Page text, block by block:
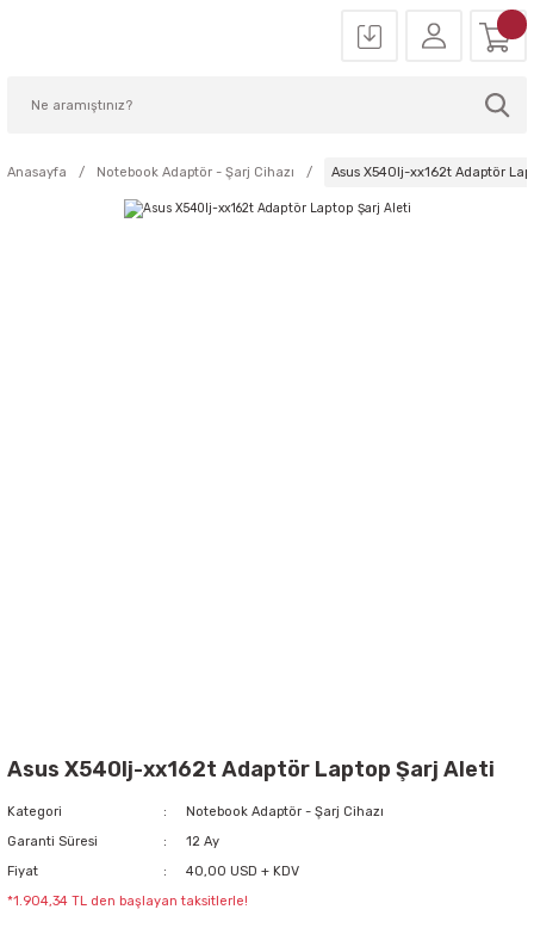
Anasayfa Notebook Adaptör - Şarj Cihazı Asus X540lj-xx162t Adaptör
Asus X540lj-xx162t Adaptör Laptop Şarj Aleti
Kategori
Notebook Adaptör - Şarj Cihazı
Garanti Süresi
12 Ay
Fiyat
40,00 USD + KDV
*1.904,34 TL den başlayan taksitlerle!